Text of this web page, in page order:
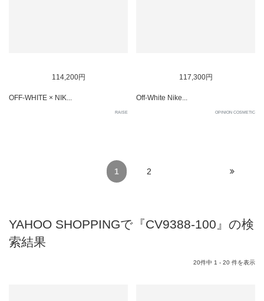
114,200円
OFF-WHITE × NIK...
RAISE
117,300円
Off-White Nike...
OPINION COSMETIC
1 2
YAHOO SHOPPINGで『CV9388-100』の検
索結果
20件中 1 - 20 件を表示